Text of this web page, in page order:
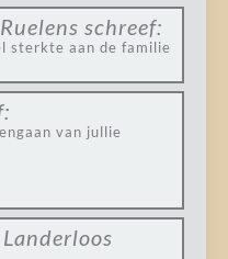
schreef:
sterkte aan de familie
van jullie